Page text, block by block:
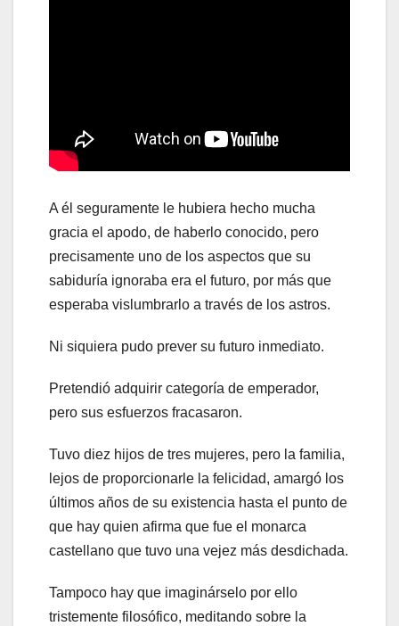
A él seguramente le hubiera hecho mucha
gracia el apodo, de haberlo conocido, pero
precisamente uno de los aspectos que su
sabiduría ignoraba era el futuro, por más que
esperaba vislumbrarlo a través de los astros.
Ni siquiera pudo prever su futuro inmediato.
Pretendió adquirir categoría de emperador,
pero sus esfuerzos fracasaron.
Tuvo diez hijos de tres mujeres, pero la familia,
lejos de proporcionarle la felicidad, amargó los
últimos años de su existencia hasta el punto de
que hay quien afirma que fue el monarca
castellano que tuvo una vejez más desdichada.
Tampoco hay que imaginárselo por ello
tristemente filosófico, meditando sobre la